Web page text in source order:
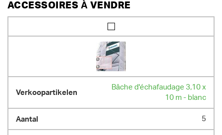
ACCESSOIRES À VENDRE
Bâche d'échafaudage 3,10 x
10 m - blanc
5